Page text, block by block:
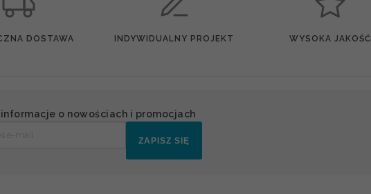
DOSTAWA INDYWIDUALNY PROJEKT WYSOKA JAKOŚĆ
o nowościach i promocjach
ZAPISZ SIĘ